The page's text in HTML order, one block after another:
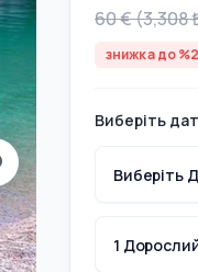
60 € (3,308
знижка до
Виберіть
Виберіть
1